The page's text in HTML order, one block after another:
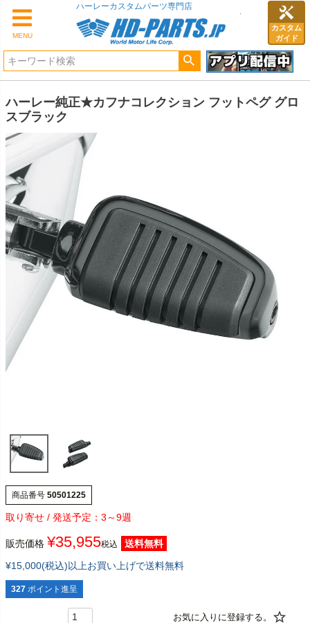
MENU
カスタム
ガイド
ハーレーカスタムパーツ専門店
ハーレー純正★カフナコレクション フットペグ グロ
スブラック
商品番号 50501225
3～9週
販売価格 ¥35,955税込
送料無料
¥15,000(税込)以上お買い上げで送料無料
327 ポイント進呈